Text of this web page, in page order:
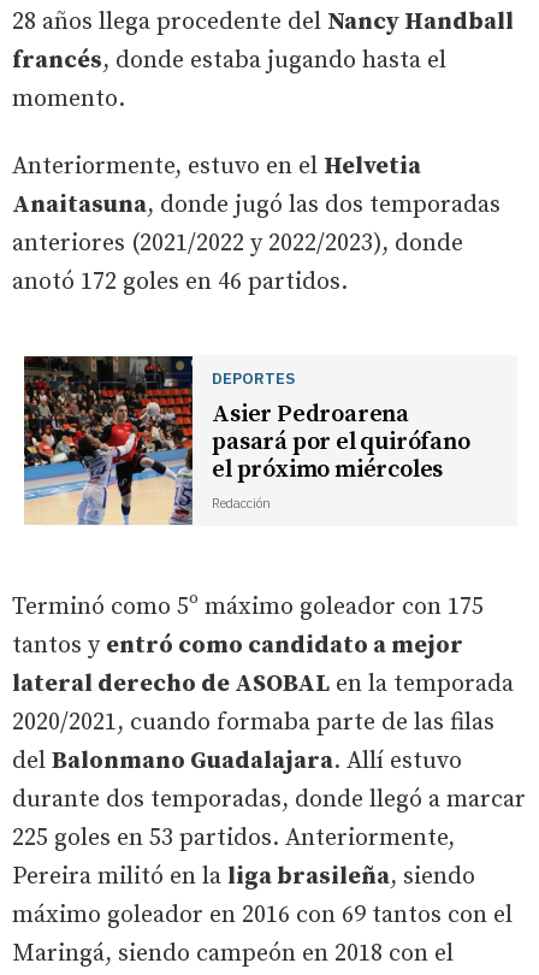
28 años llega procedente del Nancy Handball
francés, donde estaba jugando hasta el
momento.
Anteriormente, estuvo en el Helvetia
Anaitasuna, donde jugó las dos temporadas
anteriores (2021/2022 y 2022/2023), donde
anotó 172 goles en 46 partidos.
DEPORTES
Asier Pedroarena
pasará por el quirófano
el próximo miércoles
Redacción
Terminó como 5º máximo goleador con 175
tantos y entró como candidato a mejor
lateral derecho de ASOBAL en la temporada
2020/2021, cuando formaba parte de las filas
del Balonmano Guadalajara. Allí estuvo
durante dos temporadas, donde llegó a marcar
225 goles en 53 partidos. Anteriormente,
Pereira militó en la liga brasileña, siendo
máximo goleador en 2016 con 69 tantos con el
Maringá, siendo campeón en 2018 con el